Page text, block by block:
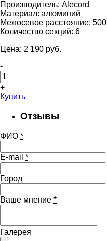
Производитель: Alecord
Материал: алюминий
Межосевое расстояние: 500
Количество секций: 6
Цена: 2 190 pуб.
-
+
Купить
Отзывы
ФИО *
E-mail *
Город
Ваше мнение *
Галерея